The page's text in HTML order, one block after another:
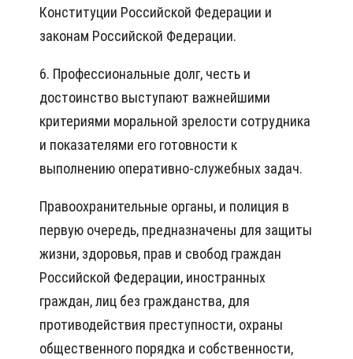
Конституции Российской Федерации и
законам Российской Федерации.
6. Профессиональные долг, честь и
достоинство выступают важнейшими
критериями моральной зрелости сотрудника
и показателями его готовности к
выполнению оперативно-служебных задач.
Правоохранительные органы, и полиция в
первую очередь, предназначены для защиты
жизни, здоровья, прав и свобод граждан
Российской Федерации, иностранных
граждан, лиц без гражданства, для
противодействия преступности, охраны
общественного порядка и собственности,